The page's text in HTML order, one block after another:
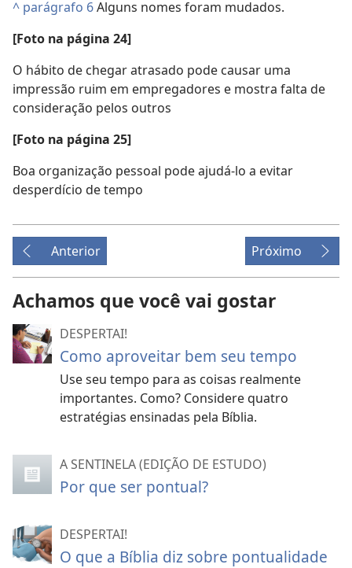
^ parágrafo 6Alguns nomes foram mudados.
[Foto na página 24]
O hábito de chegar atrasado pode causar uma
impressão ruim em empregadores e mostra falta de
consideração pelos outros
[Foto na página 25]
Boa organização pessoal pode ajudá-lo a evitar
desperdício de tempo
Anterior Próximo
Achamos que você vai gostar
DESPERTAI!
Como aproveitar bem seu tempo
Use seu tempo para as coisas realmente
importantes. Como? Considere quatro
estratégias ensinadas pela Bíblia.
A SENTINELA (EDIÇÃO DE ESTUDO)
Por que ser pontual?
DESPERTAI!
O que a Bíblia diz sobre pontualidade